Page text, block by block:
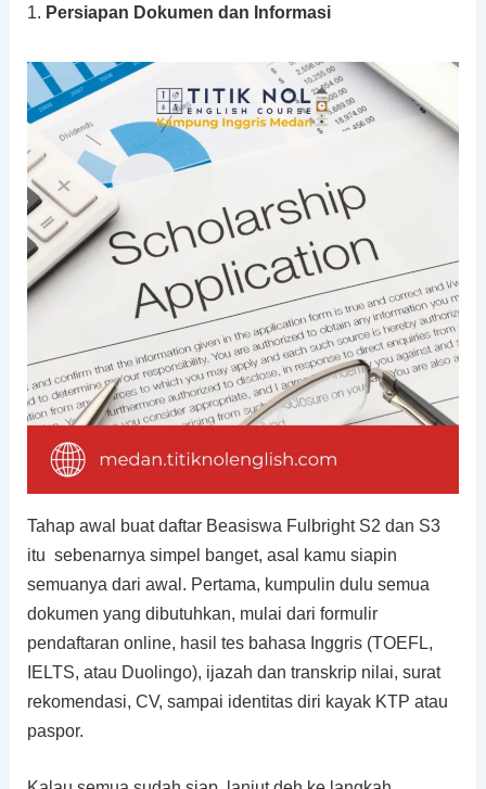
1. Persiapan Dokumen dan Informasi
Tahap awal buat daftar Beasiswa Fulbright S2 dan S3
itu sebenarnya simpel banget, asal kamu siapin
semuanya dari awal. Pertama, kumpulin dulu semua
dokumen yang dibutuhkan, mulai dari formulir
pendaftaran online, hasil tes bahasa Inggris (TOEFL,
IELTS, atau Duolingo), ijazah dan transkrip nilai, surat
rekomendasi, CV, sampai identitas diri kayak KTP atau
paspor.